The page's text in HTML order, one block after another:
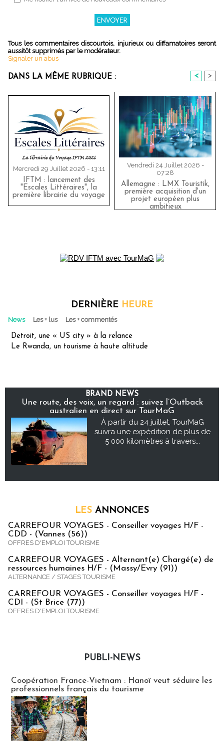
Tous les commentaires discourtois, injurieux ou diffamatoires seront
aussitôt supprimés par le modérateur.
Signaler un abus
DANS LA MÊME RUBRIQUE : < >
Mercredi 29 Juillet 2026 - 13:11
IFTM : lancement des
"Escales Littéraires", la
première librairie du voyage
Vendredi 24 Juillet 2026 -
07:28
Allemagne : LMX Touristik,
première acquisition d'un
projet européen plus
ambitieux
DERNIÈRE HEURE
News Les + lus Les + commentés
Detroit, une « US city » à la relance
Le Rwanda, un tourisme à haute altitude
BRAND NEWS
Une route, des voix, un regard : suivez l’Outback
australien en direct sur TourMaG
À partir du 24 juillet, TourMaG
suivra une expédition de plus de
5 000 kilomètres à travers...
LES ANNONCES
CARREFOUR VOYAGES - Conseiller voyages H/F -
CDD - (Vannes (56))
OFFRES D'EMPLOI TOURISME
CARREFOUR VOYAGES - Alternant(e) Chargé(e) de
ressources humaines H/F - (Massy/Evry (91))
ALTERNANCE / STAGES TOURISME
CARREFOUR VOYAGES - Conseiller voyages H/F -
CDI - (St Brice (77))
OFFRES D'EMPLOI TOURISME
PUBLI-NEWS
Coopération France-Vietnam : Hanoï veut séduire les
professionnels français du tourisme